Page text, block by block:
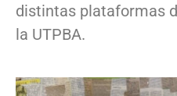
distintas plataformas
la UTPBA.